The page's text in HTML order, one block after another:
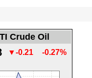
Crude Oil
▼-0.21 -0.27%